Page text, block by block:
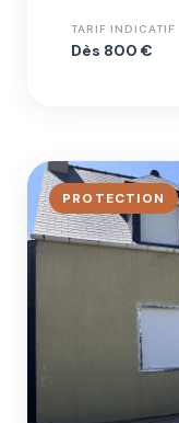
TARIF INDICATIF
Dès 800 €
PROTECTION